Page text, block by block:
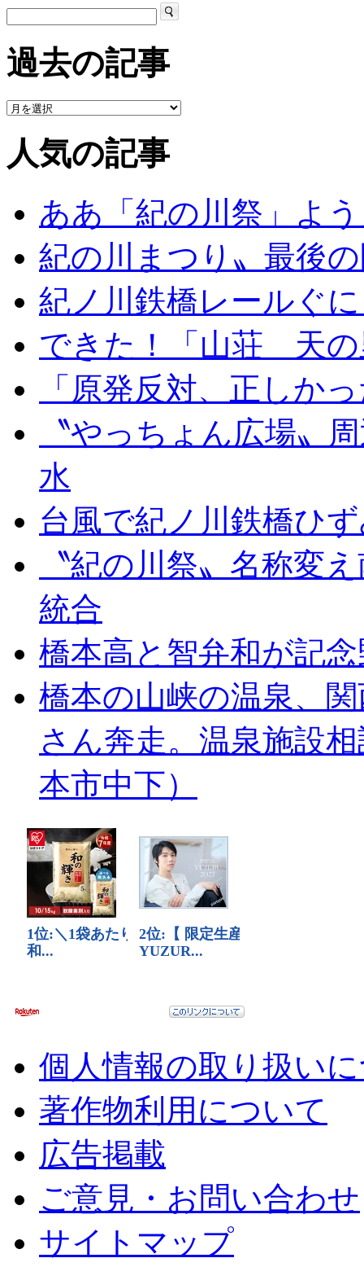
過去の記事
人気の記事
ああ「紀の川祭」よ
紀の川まつり〟最後
紀ノ川鉄橋レールぐ
できた！「山荘 天の
「原発反対、正しか
〝やっちょん広場〟
水
台風で紀ノ川鉄橋ひ
〝紀の川祭〟名称変
統合
橋本高と智弁和が記
橋本の山峡の温泉、
さん奔走。温泉施設
本市中下）
個人情報の取り扱い
著作物利用について
広告掲載
ご意見・お問い合わせ
サイトマップ